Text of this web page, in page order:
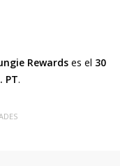
Rewards es el 30
PT.